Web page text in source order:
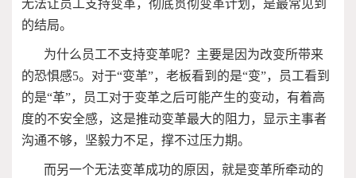
无法让员工支持变革，彻底贯彻变革计划，是最常见到
的结局。
为什么员工不支持变革呢？主要是因为改变所带来
的恐惧感5。对于“变革”，老板看到的是“变”，员工看到
的是“革”，员工对于变革之后可能产生的变动，有着高
度的不安全感，这是推动变革最大的阻力，显示主事者
沟通不够，坚毅力不足，撑不过压力期。
而另一个无法变革成功的原因，就是变革所牵动的